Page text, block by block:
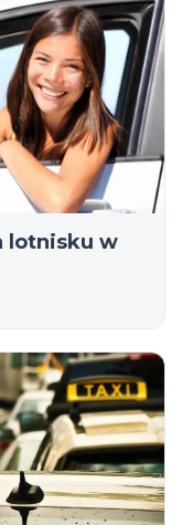
lotnisku w